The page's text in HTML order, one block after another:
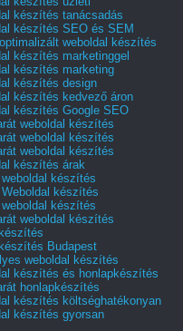
készítés tanácsadás
készítés SEO és SEM
weboldal készítés
készítés marketinggel
készítés marketing
készítés design
készítés kedvező áron
készítés Google SEO
weboldal készítés
weboldal készítés
weboldal készítés
készítés árak
készítés
készítés
készítés
weboldal készítés
Budapest
weboldal készítés
készítés és honlapkészítés
honlapkészítés
készítés költséghatékonyan
készítés gyorsan